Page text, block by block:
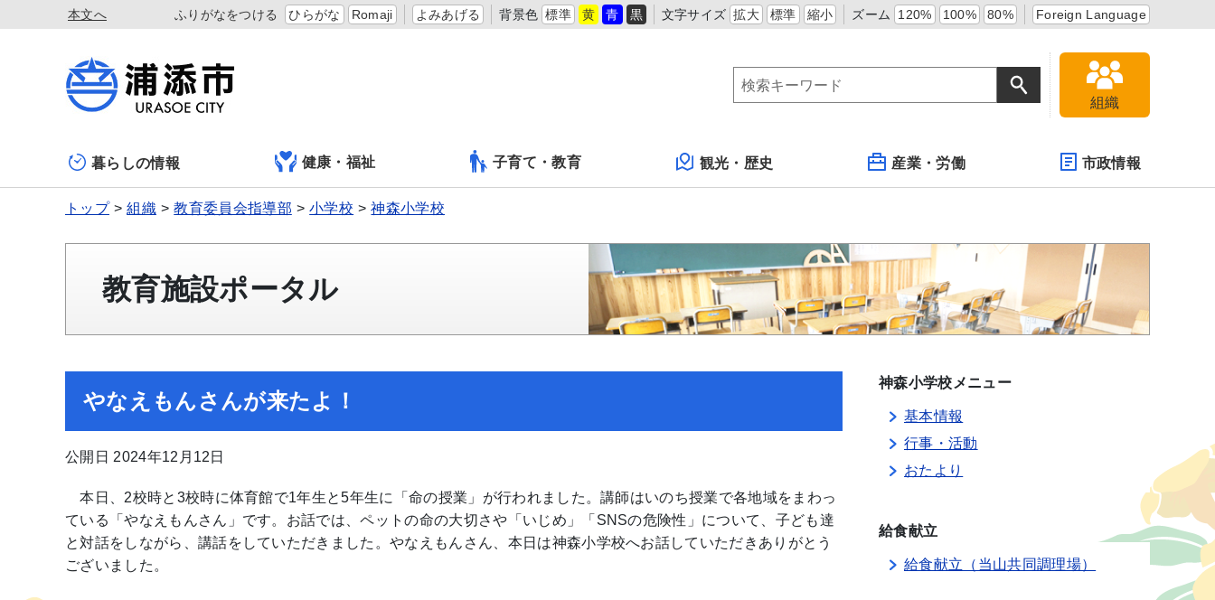
本文へ ふりがなをつける ひらがな Romaji よみあげる 背景色 標準 黄 青 黒 文字サイズ 拡大 標準 縮小 ズーム 120% 100% 80% Foreign Language
組織
暮らしの情報 健康・福祉 子育て・教育 観光・歴史 産業・労働 市政情報
トップ 組織 教育委員会指導部 小学校 神森小学校
教育施設ポータル
やなえもんさんが来たよ！
公開日 2024年12月12日
本日、2校時と3校時に体育館で1年生と5年生に「命の授業」が行われました。講師はいのち授業で各地域をまわっ
ている「やなえもんさん」です。お話では、ペットの命の大切さや「いじめ」「SNSの危険性」について、子ども達
と対話をしながら、講話をしていただきました。やなえもんさん、本日は神森小学校へお話していただきありがとう
ございました。
神森小学校メニュー
基本情報
行事・活動
おたより
給食献立
給食献立（当山共同調理場）